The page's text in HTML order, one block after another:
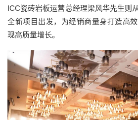
ICC瓷砖岩板运营总经理梁风华先生则
全新项目出发，为经销商量身打造高
现高质量增长。